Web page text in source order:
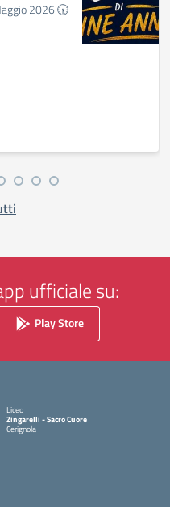
2026 🕠
ufficiale su:
Play Store
Liceo
Zingarelli - Sacro Cuore
Cerignola
— Visita la pagina iniziale della scuola